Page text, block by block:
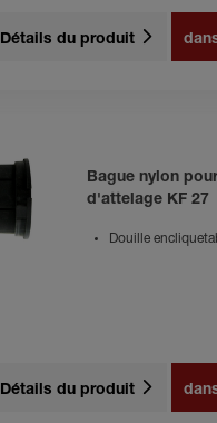
Détails du produit
Bague nylon
d'attelage KF 27
Douille
Détails du produit